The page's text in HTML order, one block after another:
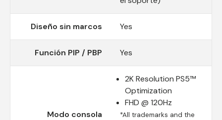
Diseño sin marcos Yes
Función PIP / PBP Yes
Modo consola
2K Resolution PS5™
Optimization
FHD @ 120Hz
*All trademarks and the